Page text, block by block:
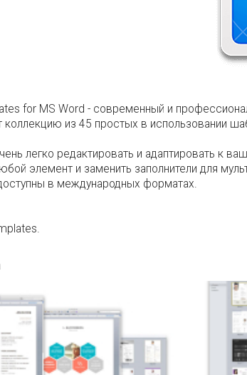
for MS Word - современный и
коллекцию из 45 простых в использовании
легко редактировать и адаптировать к
элемент и заменить заполнители для
в международных форматах.